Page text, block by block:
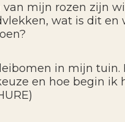
van mijn rozen zijn
wat is dit en
in mijn tuin.
en hoe begin ik